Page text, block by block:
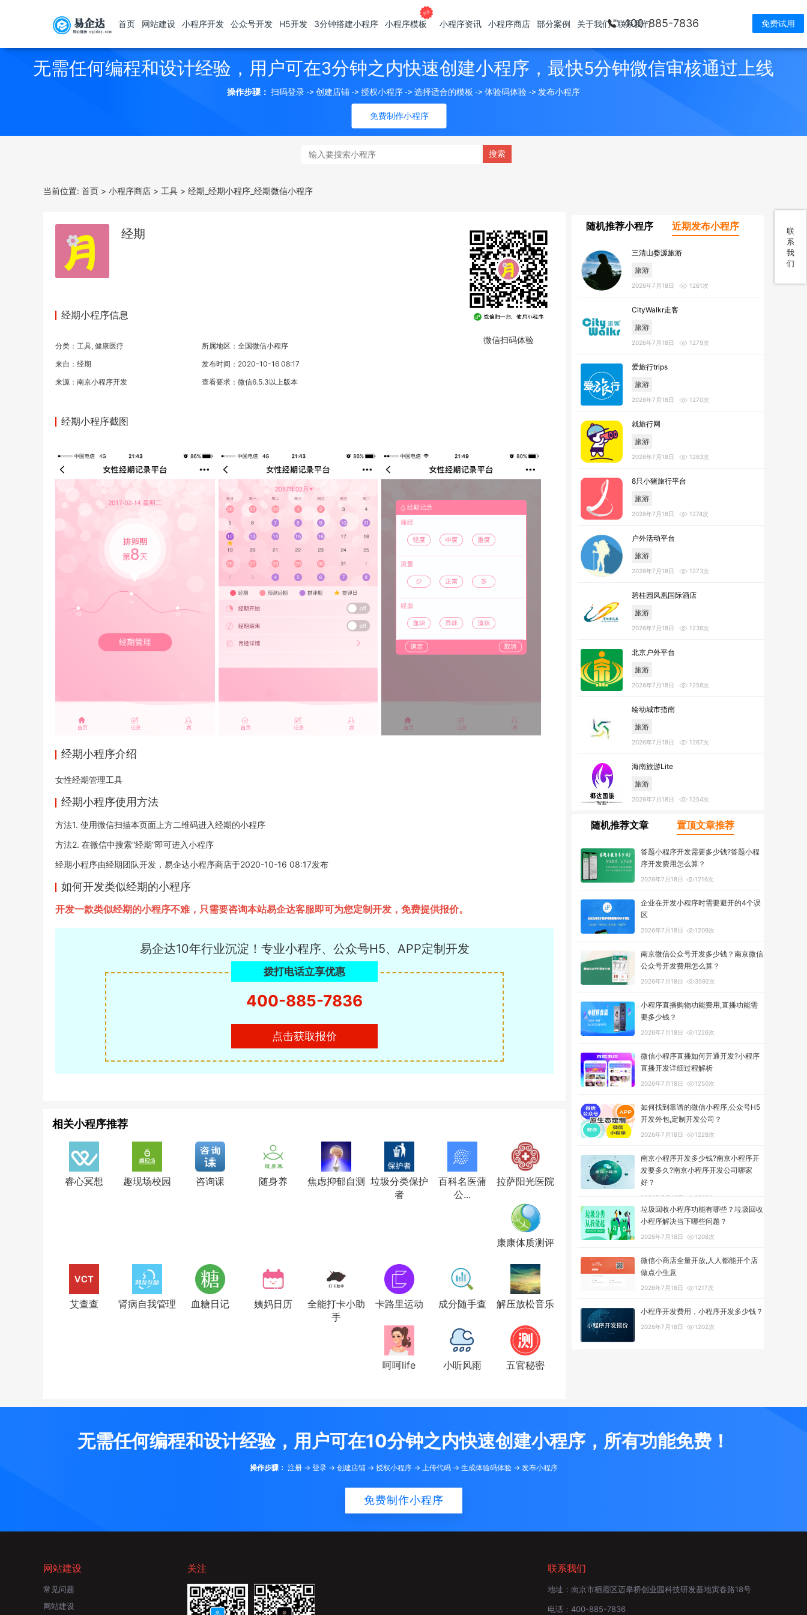
400-885-7836 免费试用
首页 网站建设 小程序开发 公众号开发 H5开发 3分钟搭建小程序 小程序模板 小程序资讯 小程序商店 部分案例 关于我们 联系我们
联
系
我
们
无需任何编程和设计经验，用户可在3分钟之内快速创建小程序，最快5分钟微信审核通过上线
免费制作小程序
操作步骤： 扫码登录 -> 创建店铺 -> 授权小程序 -> 选择适合的模板 -> 体验码体验 -> 发布小程序
当前位置: 首页 > 小程序商店 > 工具 > 经期_经期小程序_经期微信小程序
经期
经期小程序信息
分类： 工具, 健康医疗
所属地区：全国微信小程序
来自：经期
发布时间：2020-10-16 08:17
来源： 南京小程序开发 查看要求：微信6.5.3以上版本
微信扫码体验
经期小程序截图
经期小程序介绍
女性经期管理工具
经期小程序使用方法
方法1. 使用微信扫描本页面上方二维码进入经期的小程序
方法2. 在微信中搜索“经期”即可进入小程序
经期小程序由经期团队开发，易企达小程序商店于2020-10-16 08:17发布
如何开发类似经期的小程序
开发一款类似经期的小程序不难，只需要咨询本站易企达客服即可为您定制开发，免费提供报价。
易企达10年行业沉淀！专业小程序、公众号H5、APP定制开发
拨打电话立享优惠
400-885-7836
点击获取报价
相关小程序推荐
睿心冥想 趣现场校园 咨询课 随身养 焦虑抑郁自测 垃圾分类保护
者
百科名医蒲
公...
拉萨阳光医院
康康体质测评
艾查查 肾病自我管理 血糖日记 姨妈日历
全能打卡小助
手
卡路里运动 成分随手查 解压放松音乐
呵呵life 小听风雨 五官秘密
随机推荐小程序 近期发布小程序
三清山婺源旅游
旅游
2026年7月18日 1261次
CityWalkr走客
旅游
2026年7月18日 1279次
爱旅行trips
旅游
2026年7月18日 1270次
就旅行网
旅游
2026年7月18日 1263次
8只小猪旅行平台
旅游
2026年7月18日 1274次
户外活动平台
旅游
2026年7月18日 1273次
碧桂园凤凰国际酒店
旅游
2026年7月18日 1238次
北京户外平台
旅游
2026年7月18日 1258次
绘动城市指南
旅游
2026年7月18日 1267次
海南旅游Lite
旅游
2026年7月18日 1254次
随机推荐文章 置顶文章推荐
答题小程序开发需要多少钱?答题小程
序开发费用怎么算？
2026年7月18日 1216次
企业在开发小程序时需要避开的4个误
区
2026年7月18日 1209次
南京微信公众号开发多少钱？南京微信
公众号开发费用怎么算？
2026年7月18日 3592次
小程序直播购物功能费用,直播功能需
要多少钱？
2026年7月18日 1226次
微信小程序直播如何开通开发?小程序
直播开发详细过程解析
2026年7月18日 1250次
如何找到靠谱的微信小程序,公众号H5
开发外包,定制开发公司？
2026年7月18日 1228次
南京小程序开发多少钱?南京小程序开
发要多久?南京小程序开发公司哪家
好？
2026年7月18日 1303次
垃圾回收小程序功能有哪些？垃圾回收
小程序解决当下哪些问题？
2026年7月18日 1208次
微信小商店全量开放,人人都能开个店
做点小生意
2026年7月18日 1217次
小程序开发费用，小程序开发多少钱？
2026年7月18日 1202次
无需任何编程和设计经验，用户可在10分钟之内快速创建小程序，所有功能免费！
操作步骤： 注册 -> 登录 -> 创建店铺 -> 授权小程序 -> 上传代码 -> 生成体验码体验 -> 发布小程序
免费制作小程序
网站建设
常见问题
网站建设
关注 联系我们
地址： 南京市栖霞区迈皋桥创业园科技研发基地寅春路18号
电话： 400-885-7836